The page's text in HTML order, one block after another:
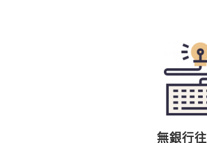
無銀行